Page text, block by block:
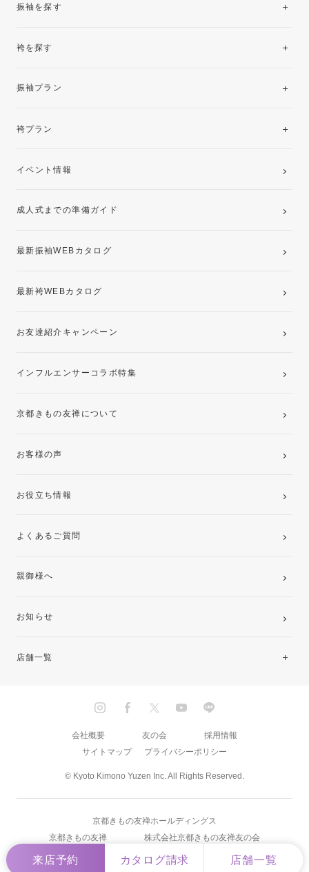
来店予約 カタログ請求 店舗一覧
振袖を探す
袴を探す
振袖プラン
レンタルプラン
袴プラン
卒業袴レンタルプラン
イベント情報
成人式までの準備ガイド
最新振袖WEBカタログ
最新袴WEBカタログ
お友達紹介キャンペーン
インフルエンサーコラボ特集
京都きもの友禅について
お客様の声
お役立ち情報
よくあるご質問
親御様へ
お知らせ
店舗一覧
九州
© Kyoto Kimono Yuzen Inc. All Rights Reserved.
会社概要 友の会
採用情報
サイトマップ
プライバシーポリシー
京都きもの友禅ホールディングス
京都きもの友禅
株式会社京都きもの友禅友の会